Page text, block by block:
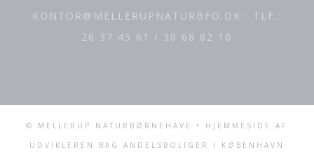
KONTOR@MELLERUPNATURBFO.DK · TLF.:
26 37 45 61 / 30 68 82 10
© MELLERUP NATURBØRNEHAVE • HJEMMESIDE AF
UDVIKLEREN BAG ANDELSBOLIGER I KØBENHAVN